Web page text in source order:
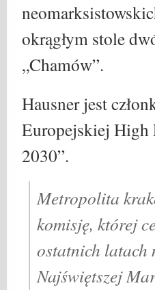
okrągłym stole
„Chamów”.
Hausner jest
Europejskiej High
2030”.
Metropolita
komisję, której
ostatnich latach
Najświętszej